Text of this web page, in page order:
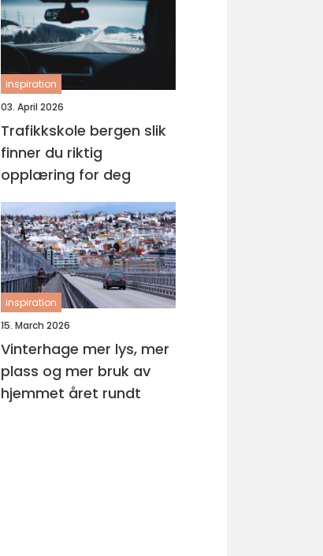
inspiration
03. April 2026
Trafikkskole bergen slik
finner du riktig
opplæring for deg
inspiration
15. March 2026
Vinterhage mer lys, mer
plass og mer bruk av
hjemmet året rundt